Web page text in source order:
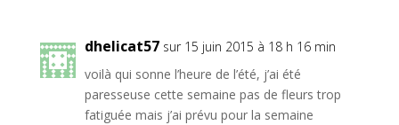
dhelicat57 sur 15 juin 2015 à 18 h 16 min
voilà qui sonne l’heure de l’été, j’ai été
paresseuse cette semaine pas de fleurs trop
fatiguée mais j’ai prévu pour la semaine